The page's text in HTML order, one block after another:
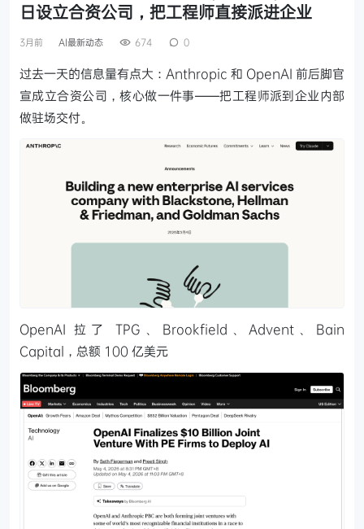
日设立合资公司，把工程师直接派进企业
3月前 AI最新动态 674 0
过去一天的信息量有点大：Anthropic 和 OpenAI 前后脚官
宣成立合资公司，核心做一件事——把工程师派到企业内部
做驻场交付。
OpenAI 拉了 TPG、Brookfield、Advent、Bain
Capital，总额 100 亿美元